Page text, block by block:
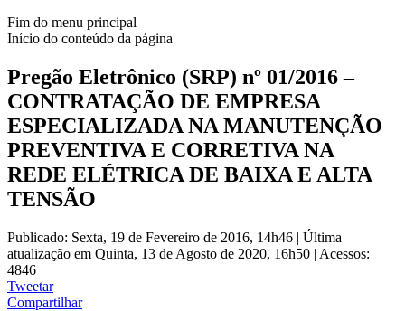
Fim do menu principal
Início do conteúdo da página
Pregão Eletrônico (SRP) nº 01/2016 –
CONTRATAÇÃO DE EMPRESA
ESPECIALIZADA NA MANUTENÇÃO
PREVENTIVA E CORRETIVA NA
REDE ELÉTRICA DE BAIXA E ALTA
TENSÃO
Publicado: Sexta, 19 de Fevereiro de 2016, 14h46 | Última
atualização em Quinta, 13 de Agosto de 2020, 16h50 | Acessos:
4846
Tweetar
Compartilhar